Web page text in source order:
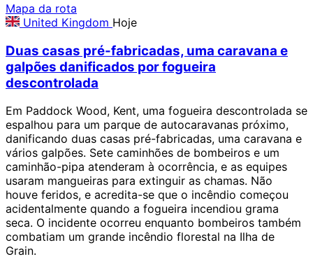
Mapa da rota
United Kingdom Hoje
Duas casas pré-fabricadas, uma caravana e
galpões danificados por fogueira
descontrolada
Em Paddock Wood, Kent, uma fogueira descontrolada se
espalhou para um parque de autocaravanas próximo,
danificando duas casas pré-fabricadas, uma caravana e
vários galpões. Sete caminhões de bombeiros e um
caminhão-pipa atenderam à ocorrência, e as equipes
usaram mangueiras para extinguir as chamas. Não
houve feridos, e acredita-se que o incêndio começou
acidentalmente quando a fogueira incendiou grama
seca. O incidente ocorreu enquanto bombeiros também
combatiam um grande incêndio florestal na Ilha de
Grain.